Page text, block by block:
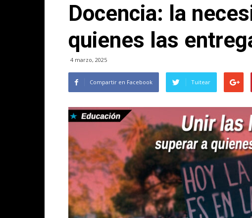
Docencia: la
quienes las
4 marzo, 2025
Compartir en Facebook Tuitear